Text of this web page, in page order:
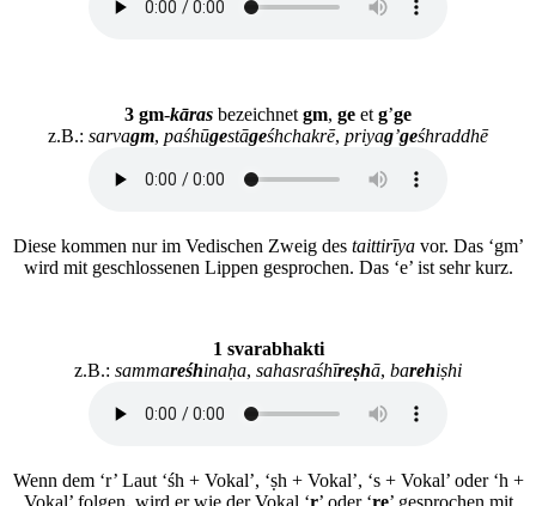
3 gm-kāras bezeichnetgm, ge etg’ge
z.B.: sarvagm, paśhūgestāgeśhchakrē, priyag’geśhraddhē
Diese kommen nur im Vedischen Zweig des taittirīyavor. Das ‘gm’
wird mit geschlossenen Lippen gesprochen. Das ‘e’ ist sehr kurz.
1 svarabhakti
z.B.: sammareśhinaḥa, sahasraśhīreṣhā, barehiṣhi
Wenn dem ‘r’ Laut ‘śh + Vokal’, ‘ṣh + Vokal’, ‘s + Vokal’ oder ‘h +